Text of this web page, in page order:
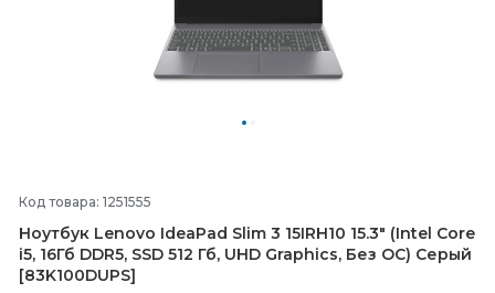
Код товара: 1251555
Ноутбук Lenovo IdeaPad Slim 3 15IRH10 15.3" (Intel Core
i5, 16Гб DDR5, SSD 512 Гб, UHD Graphics, Без ОС) Серый
[83K100DUPS]